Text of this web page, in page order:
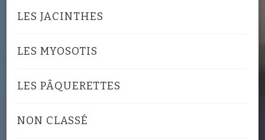
LES JACINTHES
LES MYOSOTIS
LES PÂQUERETTES
NON CLASSÉ